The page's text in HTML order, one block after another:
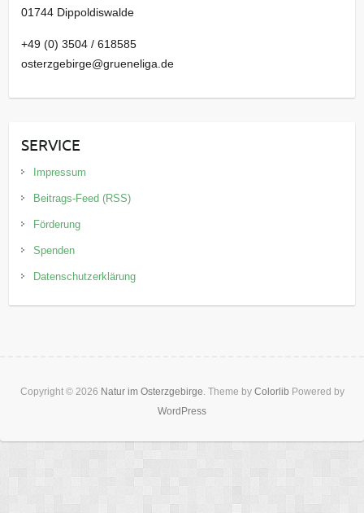
01744 Dippoldiswalde
+49 (0) 3504 / 618585
osterzgebirge@grueneliga.de
SERVICE
Impressum
Beitrags-Feed (RSS)
Förderung
Spenden
Datenschutzerklärung
Copyright © 2026 Natur im Osterzgebirge . Theme by Colorlib Powered by
WordPress